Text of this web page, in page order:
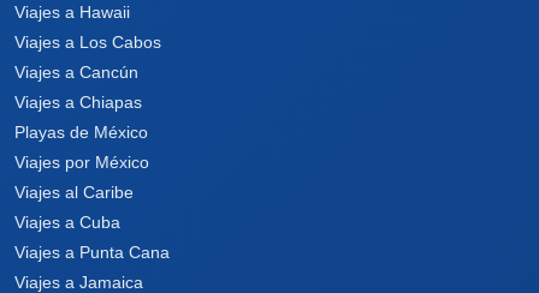
Viajes a Hawaii
Viajes a Los Cabos
Viajes a Cancún
Viajes a Chiapas
Playas de México
Viajes por México
Viajes al Caribe
Viajes a Cuba
Viajes a Punta Cana
Viajes a Jamaica